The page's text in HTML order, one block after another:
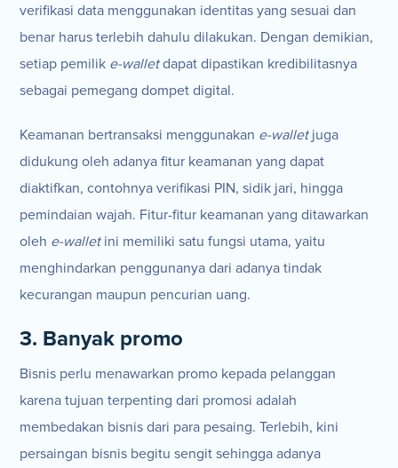
verifikasi data menggunakan identitas yang sesuai dan
benar harus terlebih dahulu dilakukan. Dengan demikian,
setiap pemilik e-walletdapat dipastikan kredibilitasnya
sebagai pemegang dompet digital.
Keamanan bertransaksi menggunakan e-walletjuga
didukung oleh adanya fitur keamanan yang dapat
diaktifkan, contohnya verifikasi PIN, sidik jari, hingga
pemindaian wajah. Fitur-fitur keamanan yang ditawarkan
oleh e-wallet ini memiliki satu fungsi utama, yaitu
menghindarkan penggunanya dari adanya tindak
kecurangan maupun pencurian uang.
3. Banyak promo
Bisnis perlu menawarkan promo kepada pelanggan
karena tujuan terpenting dari promosi adalah
membedakan bisnis dari para pesaing. Terlebih, kini
persaingan bisnis begitu sengit sehingga adanya